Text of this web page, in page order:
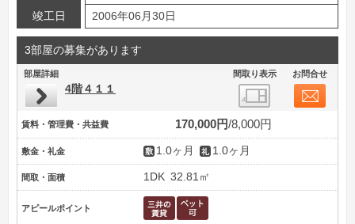
竣工日
2006年06月30日
3部屋の募集があります
部屋詳細 間取り表示 お問合せ
4階４１１
賃料・管理費・共益費 170,000円 8,000円
敷金・礼金 1.0ヶ月 1.0ヶ月
間取・面積 1DK 32.81㎡
アピールポイント